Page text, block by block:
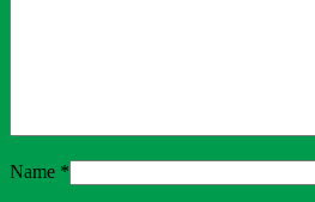
Name *